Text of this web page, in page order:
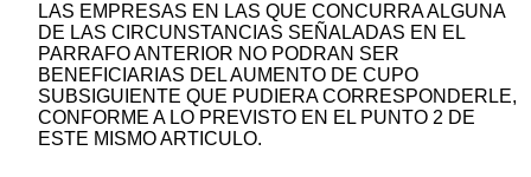
LAS EMPRESAS EN LAS QUE CONCURRA ALGUNA
DE LAS CIRCUNSTANCIAS SEÑALADAS EN EL
PARRAFO ANTERIOR NO PODRAN SER
BENEFICIARIAS DEL AUMENTO DE CUPO
SUBSIGUIENTE QUE PUDIERA CORRESPONDERLE,
CONFORME A LO PREVISTO EN EL PUNTO 2 DE
ESTE MISMO ARTICULO.